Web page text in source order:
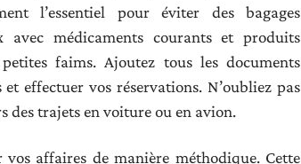
l’essentiel pour éviter des bagages
avec médicaments courants et produits
faims. Ajoutez tous les documents
effectuer vos réservations. N’oubliez pas
des trajets en voiture ou en avion.
affaires de manière méthodique. Cette